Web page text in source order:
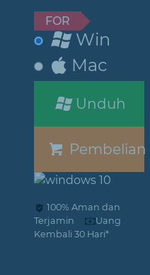
FOR
Win
Mac
Unduh
Pembelian
100% Aman dan
Terjamin
Uang
Kembali 30 Hari*